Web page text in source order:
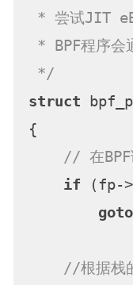
* 尝试JIT
* BPF程序会
*/
struct
{
// 在BPF
if (fp-
goto
//根据栈